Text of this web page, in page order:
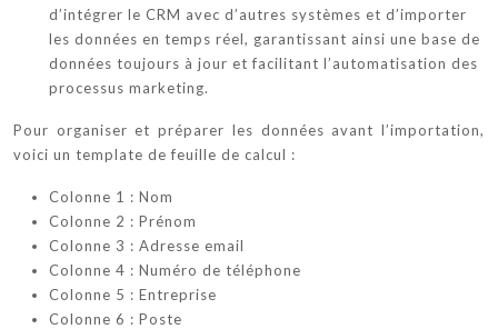
d’intégrer le CRM avec d’autres systèmes et d’importer
les données en temps réel, garantissant ainsi une base de
données toujours à jour et facilitant l’automatisation des
processus marketing.
Pour organiser et préparer les données avant l’importation,
voici un template de feuille de calcul :
Colonne 1 : Nom
Colonne 2 : Prénom
Colonne 3 : Adresse email
Colonne 4 : Numéro de téléphone
Colonne 5 : Entreprise
Colonne 6 : Poste